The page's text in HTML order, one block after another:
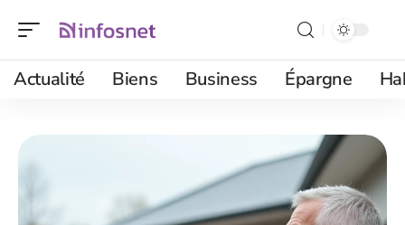
Actualité Biens Business Épargne